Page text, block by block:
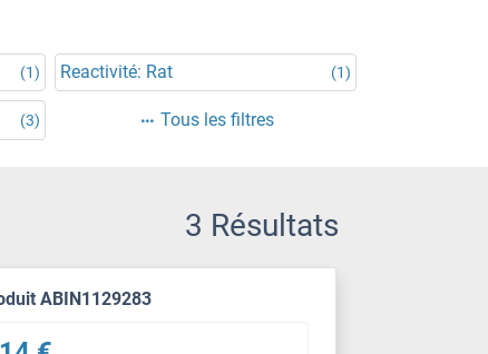
(1) Reactivité: Rat (1)
(3) Tous les filtres
3 Résultats
ABIN1129283